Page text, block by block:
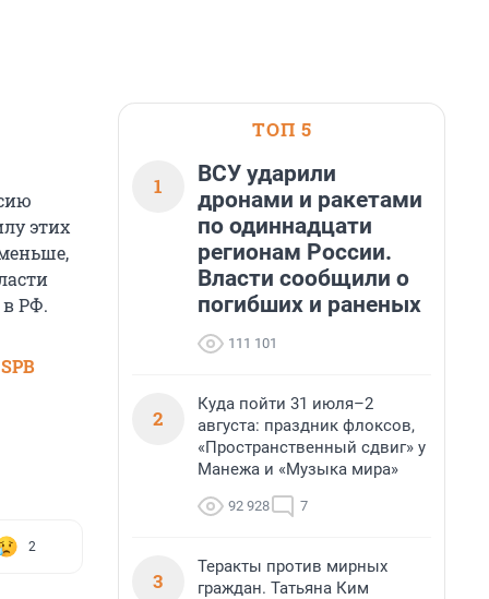
этих
в РФ.
2
ТОП 5
1
ВСУ ударили
дронами и ракетами
по одиннадцати
регионам России.
Власти сообщили о
погибших и раненых
111 101
2
Куда пойти 31 июля–2
августа: праздник флоксов,
«Пространственный сдвиг» у
Манежа и «Музыка мира»
92 928 7
3
Теракты против мирных
граждан. Татьяна Ким